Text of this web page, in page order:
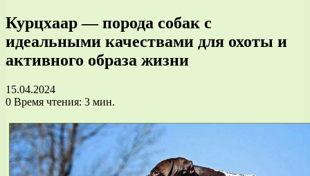
Курцхаар — порода собак с
идеальными качествами для охоты и
активного образа жизни
15.04.2024
0 Время чтения: 3 мин.